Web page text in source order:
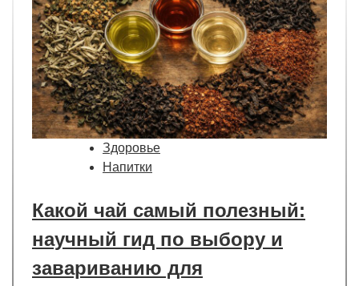
Здоровье
Напитки
Какой чай самый полезный:
научный гид по выбору и
завариванию для